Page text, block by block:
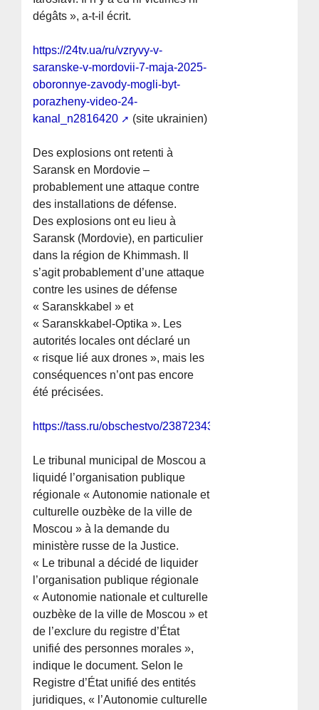
dégâts », a-t-il écrit.
https://24tv.ua/ru/vzryvy-v-
saranske-v-mordovii-7-maja-2025-
oboronnye-zavody-mogli-byt-
porazheny-video-24-
kanal_n2816420
(site ukrainien)
Des explosions ont retenti à
Saransk en Mordovie –
probablement une attaque contre
des installations de défense.
Des explosions ont eu lieu à
Saransk (Mordovie), en particulier
dans la région de Khimmash. Il
s’agit probablement d’une attaque
contre les usines de défense
« Saranskkabel » et
« Saranskkabel-Optika ». Les
autorités locales ont déclaré un
« risque lié aux drones », mais les
conséquences n’ont pas encore
été précisées.
https://tass.ru/obschestvo/23872343
Le tribunal municipal de Moscou a
liquidé l’organisation publique
régionale « Autonomie nationale et
culturelle ouzbèke de la ville de
Moscou » à la demande du
ministère russe de la Justice.
« Le tribunal a décidé de liquider
l’organisation publique régionale
« Autonomie nationale et culturelle
ouzbèke de la ville de Moscou » et
de l’exclure du registre d’État
unifié des personnes morales »,
indique le document. Selon le
Registre d’État unifié des entités
juridiques, « l’Autonomie culturelle